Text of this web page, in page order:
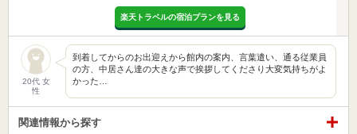
楽天トラベルの宿泊プランを見る
20代 女
性
到着してからのお出迎えから館内の案内、言葉遣い、通る従業員
の方、中居さん達の大きな声で挨拶してくださり大変気持ちがよ
かった…
関連情報から探す